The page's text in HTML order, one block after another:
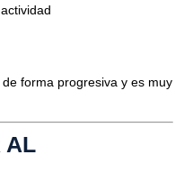
forma progresiva y es muy
AL